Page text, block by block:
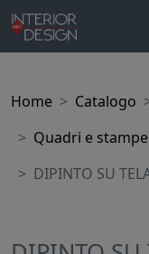
Home Catalogo
Quadri e stampe
DIPINTO SU